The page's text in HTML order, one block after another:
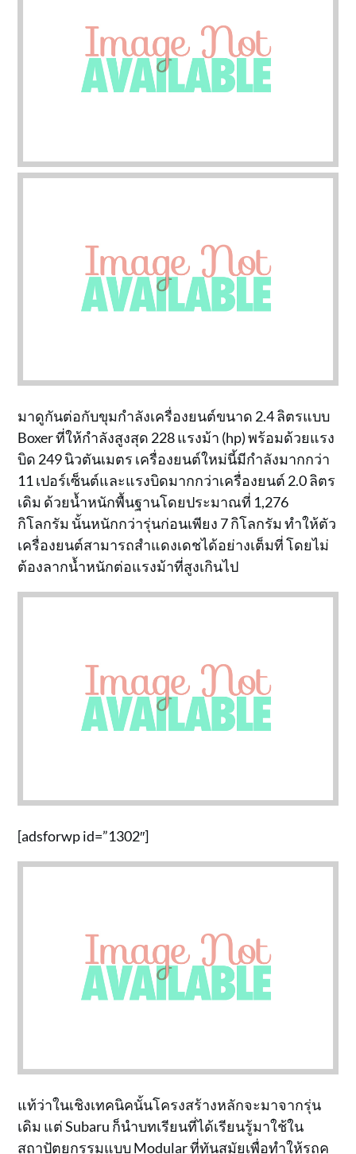
มาดูกันต่อกับขุมกำลังเครื่องยนต์ขนาด 2.4 ลิตรแบบ
Boxer ที่ให้กำลังสูงสุด 228 แรงม้า (hp) พร้อมด้วยแรง
บิด 249 นิวตันเมตร เครื่องยนต์ใหม่นี้มีกำลังมากกว่า
11 เปอร์เซ็นต์และแรงบิดมากกว่าเครื่องยนต์ 2.0 ลิตร
เดิม ด้วยน้ำหนักพื้นฐานโดยประมาณที่ 1,276
กิโลกรัม นั้นหนักกว่ารุ่นก่อนเพียง 7 กิโลกรัม ทำให้ตัว
เครื่องยนต์สามารถสำแดงเดชได้อย่างเต็มที่ โดยไม่
ต้องลากน้ำหนักต่อแรงม้าที่สูงเกินไป
[adsforwp id=”1302″]
แท้ว่าในเชิงเทคนิคนั้นโครงสร้างหลักจะมาจากรุ่น
เดิม แต่ Subaru ก็นำบทเรียนที่ได้เรียนรู้มาใช้ใน
สถาปัตยกรรมแบบ Modular ที่ทันสมัยเพื่อทำให้รถคู